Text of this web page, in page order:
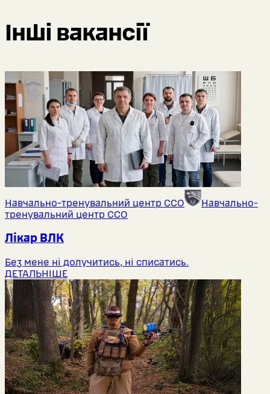
Інші вакансії
Навчально-тренувальний центр ССО
Навчально-
тренувальний центр ССО
Лікар ВЛК
Без мене ні долучитись, ні списатись.
ДЕТАЛЬНІШЕ